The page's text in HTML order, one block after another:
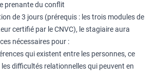
prenante du conflit
de 3 jours (prérequis : les trois modules de
certifié par le CNVC), le stagiaire aura
nécessaires pour :
qui existent entre les personnes, ce
difficultés relationnelles qui peuvent en